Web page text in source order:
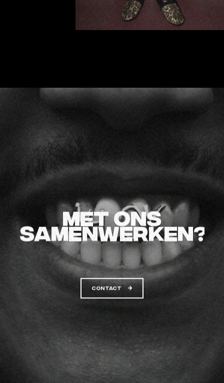
MET ONS
SAMENWERKEN?
CONTACT
Contact